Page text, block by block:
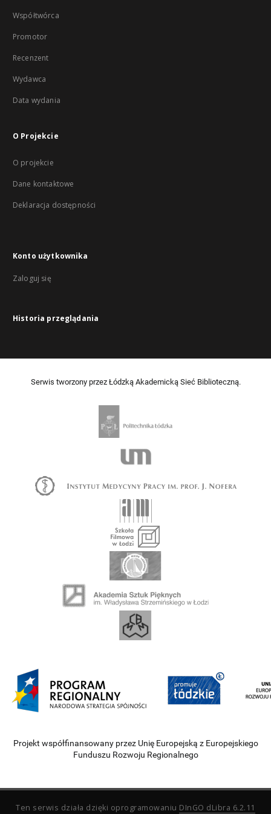
Współtwórca
Promotor
Recenzent
Wydawca
Data wydania
O Projekcie
O projekcie
Dane kontaktowe
Deklaracja dostępności
Konto użytkownika
Zaloguj się
Historia przeglądania
Serwis tworzony przez Łódzką Akademicką Sieć Biblioteczną.
Projekt współfinansowany przez Unię Europejską z Europejskiego
Funduszu Rozwoju Regionalnego
Ten serwis działa dzięki oprogramowaniu DInGO dLibra 6.2.11